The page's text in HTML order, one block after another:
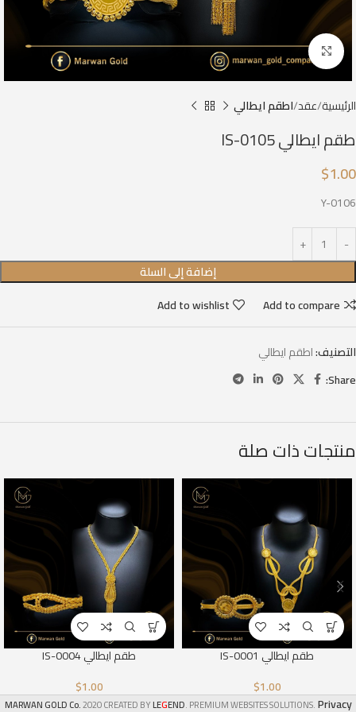
Click to enlarge
الرئيسية عقد اطقم ايطالي
طقم ايطالي IS-0105
$1.00
Y-0106
إضافة إلى السلة
Add to compare
Add to wishlist
التصنيف:اطقم ايطالي
Share:
منتجات ذات صلة
طقم ايطالي IS-0001
$1.00
طقم ايطالي IS-0004
$1.00
MARWAN GOLD Co.2020 CREATED BYLEGEND. PREMIUM WEBSITES SOLUTIONS.Privacy